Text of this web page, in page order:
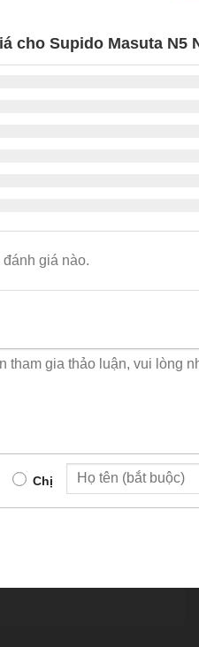
cho Supido Masuta N5
giá nào.
Chị